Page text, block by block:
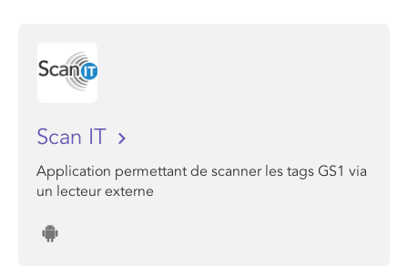
Scan IT
Application permettant de scanner les tags GS1 via
un lecteur externe